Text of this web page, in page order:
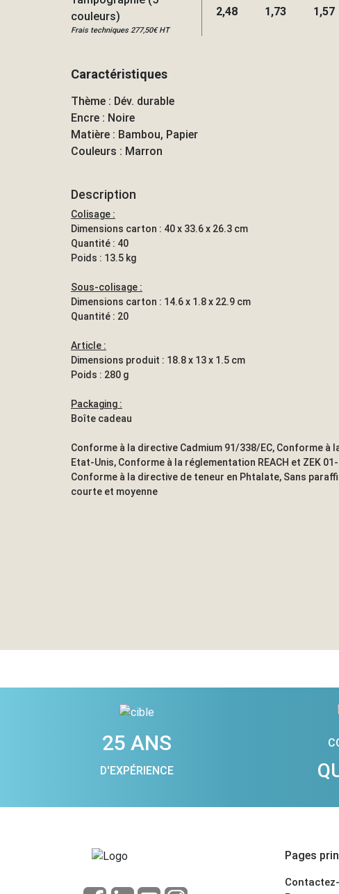
couleurs)
Frais techniques 277,50€ HT
2,48 1,73 1,57
Caractéristiques
Thème : Dév. durable
Encre : Noire
Matière : Bambou, Papier
Couleurs : Marron
Description
Colisage :
Dimensions carton : 40 x 33.6 x 26.3 cm
Quantité : 40
Poids : 13.5 kg
Sous-colisage :
Dimensions carton : 14.6 x 1.8 x 22.9 cm
Quantité : 20
Article :
Dimensions produit : 18.8 x 13 x 1.5 cm
Poids : 280 g
Packaging :
Boîte cadeau
Conforme à la directive Cadmium 91/338/EC, Conforme à
Etat-Unis, Conforme à la réglementation REACH et ZEK
Conforme à la directive de teneur en Phtalate, Sans
courte et moyenne
25 ANS
D'EXPÉRIENCE
Pages